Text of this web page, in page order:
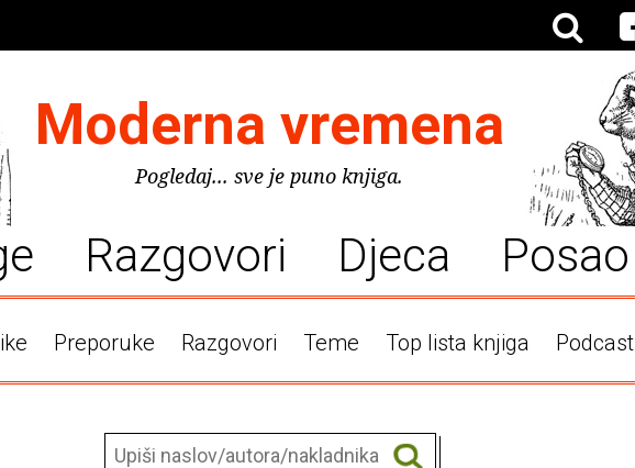
Moderna vremena
Pogledaj... sve je puno knjiga.
Razgovori Djeca Posao
Preporuke Razgovori Teme Top lista knjiga Podcast